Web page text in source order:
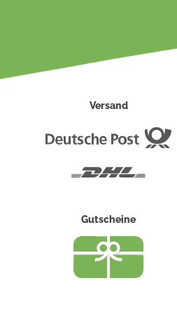
Versand
Gutscheine